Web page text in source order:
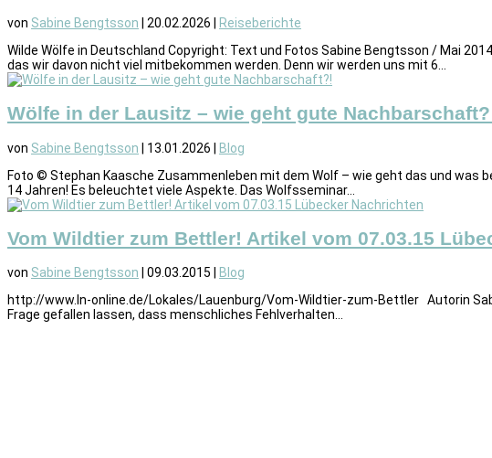
von Sabine Bengtsson 20.02.2026
Reiseberichte
Wilde Wölfe in Deutschland Copyright: Text und Fotos Sabine Bengtsson / Mai
das wir davon nicht viel mitbekommen werden. Denn wir werden uns mit 6...
Wölfe in der Lausitz – wie geht gute
von Sabine Bengtsson | 13.01.2026 | Blog
Foto © Stephan Kaasche Zusammenleben mit dem Wolf – wie geht das und
14 Jahren! Es beleuchtet viele Aspekte. Das Wolfsseminar...
Vom Wildtier zum Bettler! Artikel vom 07.03.15
von Sabine Bengtsson 09.03.2015
Blog
http://www.ln-online.de/Lokales/Lauenburg/Vom-Wildtier-zum-Bettler Autorin
Frage gefallen lassen, dass menschliches Fehlverhalten...